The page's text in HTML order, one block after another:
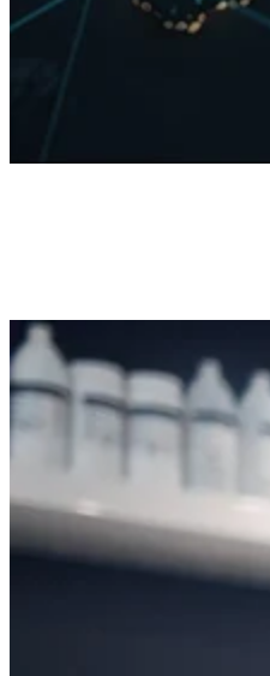
Close Submenu
Essais
Tri
Close
Aperçu